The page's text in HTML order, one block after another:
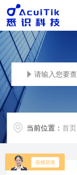
当前位置：首页